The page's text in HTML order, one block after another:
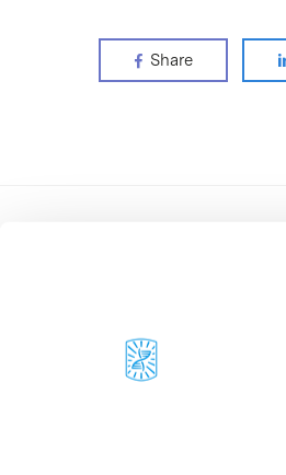
Share
C/Baldiri Reixac, 4-12 i 15